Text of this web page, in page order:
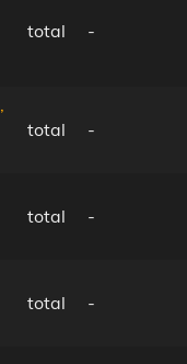
total -
total -
total -
total -